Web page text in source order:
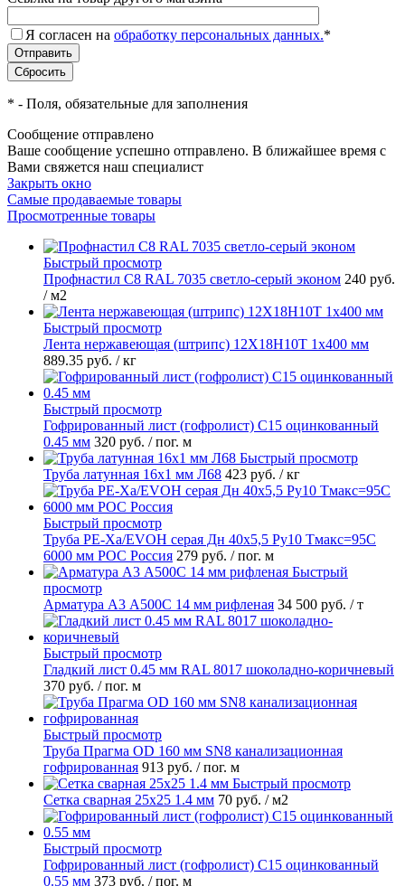
Я согласен на обработку персональных данных.*
* - Поля, обязательные для заполнения
Сообщение отправлено
Ваше сообщение успешно отправлено. В ближайшее время с
Вами свяжется наш специалист
Закрыть окно
Самые продаваемые товары
Просмотренные товары
Быстрый просмотр
Профнастил С8 RAL 7035 светло-серый эконом 240 руб.
/ м2
Быстрый просмотр
Лента нержавеющая (штрипс) 12Х18Н10Т 1х400 мм
889.35 руб. / кг
Быстрый просмотр
Гофрированный лист (гофролист) С15 оцинкованный
0.45 мм 320 руб. / пог. м
Быстрый просмотр
Труба латунная 16х1 мм Л68 423 руб. / кг
Быстрый просмотр
Труба PE-Xa/EVOH серая Дн 40х5,5 Ру10 Тмакс=95C
6000 мм РОС Россия 279 руб. / пог. м
Быстрый
просмотр
Арматура А3 А500С 14 мм рифленая 34 500 руб. / т
Быстрый просмотр
Гладкий лист 0.45 мм RAL 8017 шоколадно-коричневый
370 руб. / пог. м
Быстрый просмотр
Труба Прагма OD 160 мм SN8 канализационная
гофрированная 913 руб. / пог. м
Быстрый просмотр
Сетка сварная 25х25 1.4 мм 70 руб. / м2
Быстрый просмотр
Гофрированный лист (гофролист) С15 оцинкованный
0.55 мм 373 руб. / пог. м